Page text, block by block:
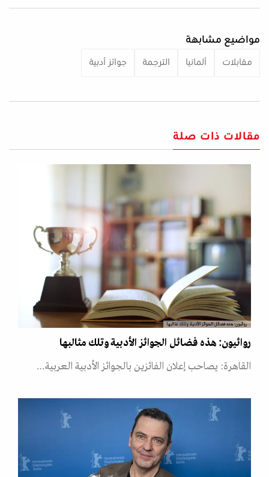
مواضيع مشابهة
مقابلات ألمانيا الترجمة جوائز أدبية
مقالات ذات صلة
روائيون: هذه فضائل الجوائز الأدبية وتلك مثالبها
روائيون: هذه فضائل الجوائز الأدبية وتلك مثالبها
القاهرة: يصاحب إعلان الفائزين بالجوائز الأدبية العربية…